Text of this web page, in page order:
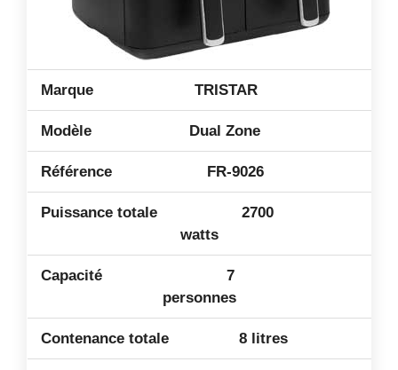
TRISTAR
Dual Zone
FR-9026
2700
watts
7
personnes
8 litres